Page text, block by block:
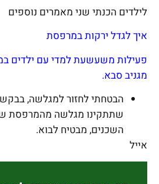
לילדים הכנתי שני מאמרים נוספים
איך לגדל ירקות במרפסת
פעילות משעשעת למדי עם ילדים
מגניב סבא.
הבטחתי לחזור למגלשה, בבקשה
שתתקינו מגלשה מהמרפסת
השכנים, מבטיח לבוא.
אייל